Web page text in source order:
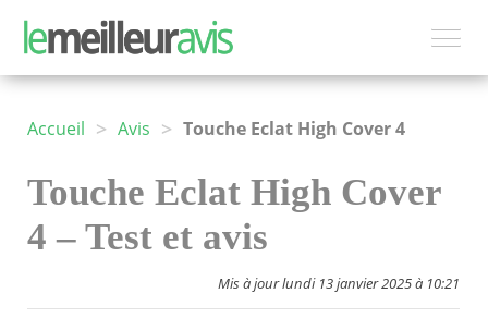
Accueil > Avis > Touche Eclat High Cover 4
Touche Eclat High Cover
4 – Test et avis
Mis à jour lundi 13 janvier 2025 à 10:21